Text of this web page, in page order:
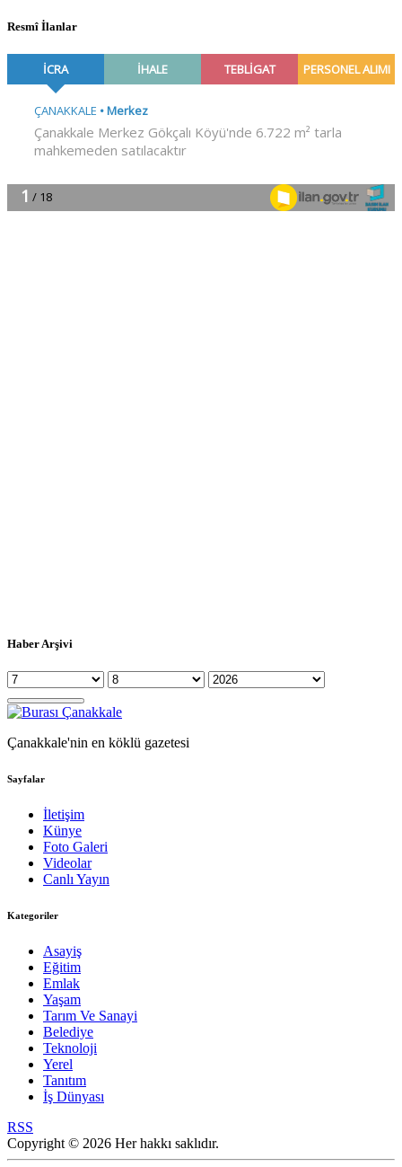
Resmî İlanlar
Haber Arşivi
Çanakkale'nin en köklü gazetesi
Sayfalar
İletişim
Künye
Foto Galeri
Videolar
Canlı Yayın
Kategoriler
Asayiş
Eğitim
Emlak
Yaşam
Tarım Ve Sanayi
Belediye
Teknoloji
Yerel
Tanıtım
İş Dünyası
RSS
Copyright © 2026 Her hakkı saklıdır.